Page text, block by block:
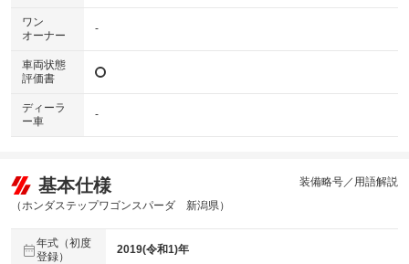
ワン
オーナー
-
車両状態
評価書
ディーラ
ー車
-
基本仕様
（ホンダステップワゴンスパーダ 新潟県）
装備略号／用語解説
年式（初度
登録）
2019(令和1)年